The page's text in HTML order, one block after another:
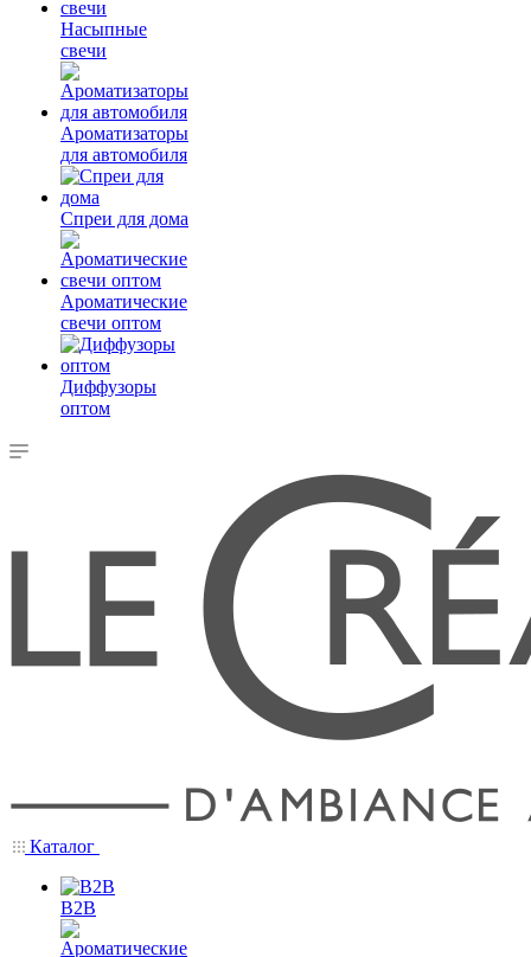
Насыпные
свечи
Ароматизаторы
для автомобиля
Спреи для дома
Ароматические
свечи оптом
Диффузоры
оптом
Каталог
B2B